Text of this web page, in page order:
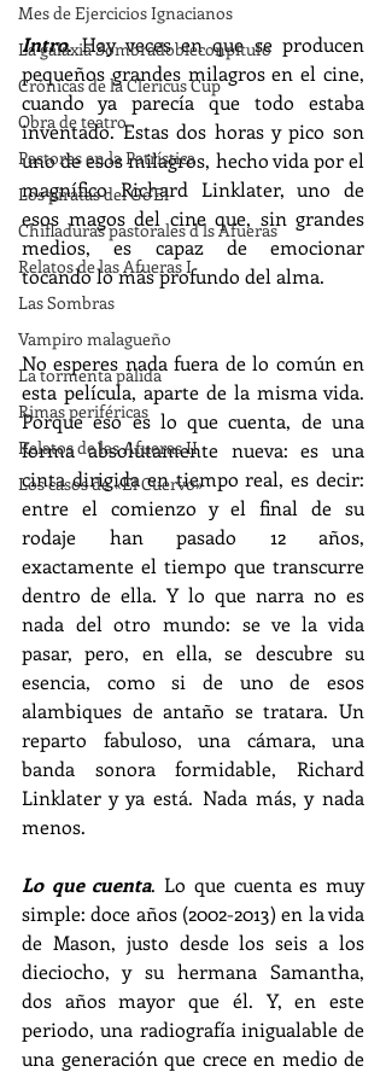
Mes de Ejercicios Ignacianos
La galaxia Sombradobleconpitufo
Crónicas de la Clericus Cup
Obra de teatro
Pastores en la Patrística
Los piratas del Go'El
Chifladuras pastorales d ls Afueras
Relatos de las Afueras I
Las Sombras
Vampiro malagueño
La tormenta pálida
Rimas periféricas
Relatos de las Afueras II
Los casos de «El Cuervo»
Intro. Hay veces en que se producen
pequeños grandes milagros en el cine,
cuando ya parecía que todo estaba
inventado. Estas dos horas y pico son
uno de esos milagros, hecho vida por el
magnífico Richard Linklater, uno de
esos magos del cine que, sin grandes
medios, es capaz de emocionar
tocando lo más profundo del alma.
No esperes nada fuera de lo común en
esta película, aparte de la misma vida.
Porque eso es lo que cuenta, de una
forma absolutamente nueva: es una
cinta dirigida en tiempo real, es decir:
entre el comienzo y el final de su
rodaje han pasado 12 años,
exactamente el tiempo que transcurre
dentro de ella. Y lo que narra no es
nada del otro mundo: se ve la vida
pasar, pero, en ella, se descubre su
esencia, como si de uno de esos
alambiques de antaño se tratara. Un
reparto fabuloso, una cámara, una
banda sonora formidable, Richard
Linklater y ya está. Nada más, y nada
menos.
Lo que cuenta. Lo que cuenta es muy
simple: doce años (2002-2013) en la vida
de Mason, justo desde los seis a los
dieciocho, y su hermana Samantha,
dos años mayor que él. Y, en este
periodo, una radiografía inigualable de
una generación que crece en medio de